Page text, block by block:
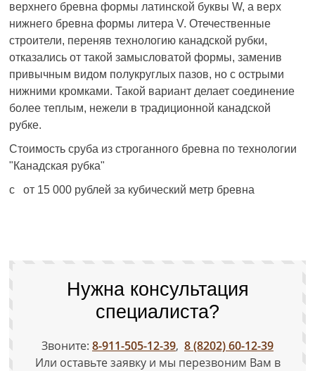
верхнего бревна формы латинской буквы W, а верх
нижнего бревна формы литера V. Отечественные
строители, переняв технологию канадской рубки,
отказались от такой замысловатой формы, заменив
привычным видом полукруглых пазов, но с острыми
нижними кромками. Такой вариант делает соединение
более теплым, нежели в традиционной канадской
рубке.
Стоимость сруба из строганного бревна по технологии
"Канадская рубка"
с от 15 000 рублей за кубический метр бревна
Нужна консультация
специалиста?
Звоните: 8-911-505-12-39, 8 (8202) 60-12-39
Или оставьте заявку и мы перезвоним Вам в